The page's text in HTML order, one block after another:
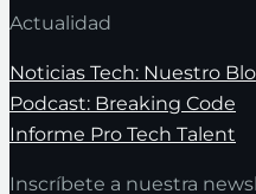
Actualidad
Noticias Tech: Nuestro
Podcast: Breaking Code
Informe Pro Tech Talent
Inscríbete a nuestra